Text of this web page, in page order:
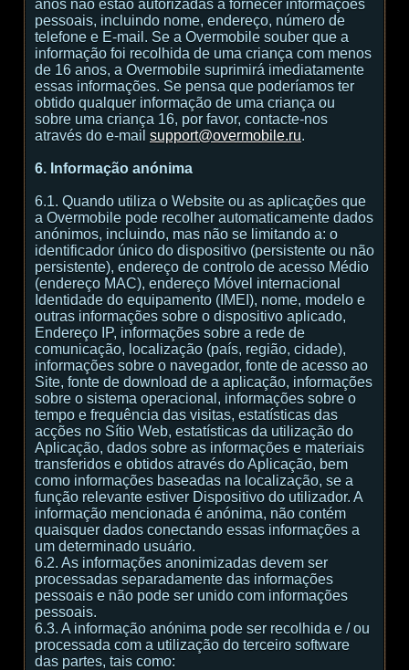
anos não estão autorizadas a fornecer informações
pessoais, incluindo nome, endereço, número de
telefone e E-mail. Se a Overmobile souber que a
informação foi recolhida de uma criança com menos
de 16 anos, a Overmobile suprimirá imediatamente
essas informações. Se pensa que poderíamos ter
obtido qualquer informação de uma criança ou
sobre uma criança 16, por favor, contacte-nos
através do e-mail support@overmobile.ru.
6. Informação anónima
6.1. Quando utiliza o Website ou as aplicações que
a Overmobile pode recolher automaticamente dados
anónimos, incluindo, mas não se limitando a: o
identificador único do dispositivo (persistente ou não
persistente), endereço de controlo de acesso Médio
(endereço MAC), endereço Móvel internacional
Identidade do equipamento (IMEI), nome, modelo e
outras informações sobre o dispositivo aplicado,
Endereço IP, informações sobre a rede de
comunicação, localização (país, região, cidade),
informações sobre o navegador, fonte de acesso ao
Site, fonte de download de a aplicação, informações
sobre o sistema operacional, informações sobre o
tempo e frequência das visitas, estatísticas das
acções no Sítio Web, estatísticas da utilização do
Aplicação, dados sobre as informações e materiais
transferidos e obtidos através do Aplicação, bem
como informações baseadas na localização, se a
função relevante estiver Dispositivo do utilizador. A
informação mencionada é anónima, não contém
quaisquer dados conectando essas informações a
um determinado usuário.
6.2. As informações anonimizadas devem ser
processadas separadamente das informações
pessoais e não pode ser unido com informações
pessoais.
6.3. A informação anónima pode ser recolhida e / ou
processada com a utilização do terceiro software
das partes, tais como: